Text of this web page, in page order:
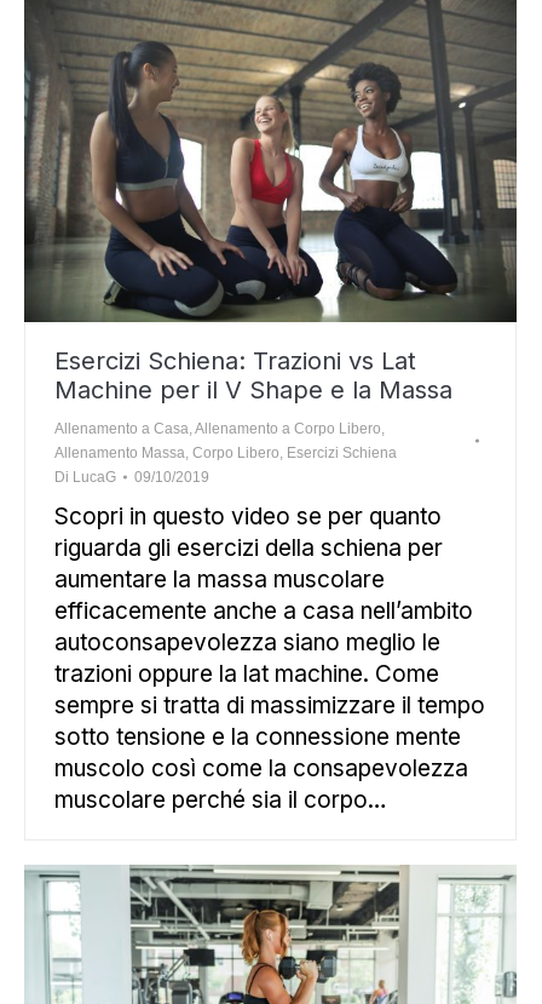
Esercizi Schiena: Trazioni vs Lat
Machine per il V Shape e la Massa
Allenamento a Casa,Allenamento a Corpo Libero,
Allenamento Massa, Corpo Libero, Esercizi Schiena
Di LucaG 09/10/2019
Scopri in questo video se per quanto
riguarda gli esercizi della schiena per
aumentare la massa muscolare
efficacemente anche a casa nell’ambito
autoconsapevolezza siano meglio le
trazioni oppure la lat machine. Come
sempre si tratta di massimizzare il tempo
sotto tensione e la connessione mente
muscolo così come la consapevolezza
muscolare perché sia il corpo…